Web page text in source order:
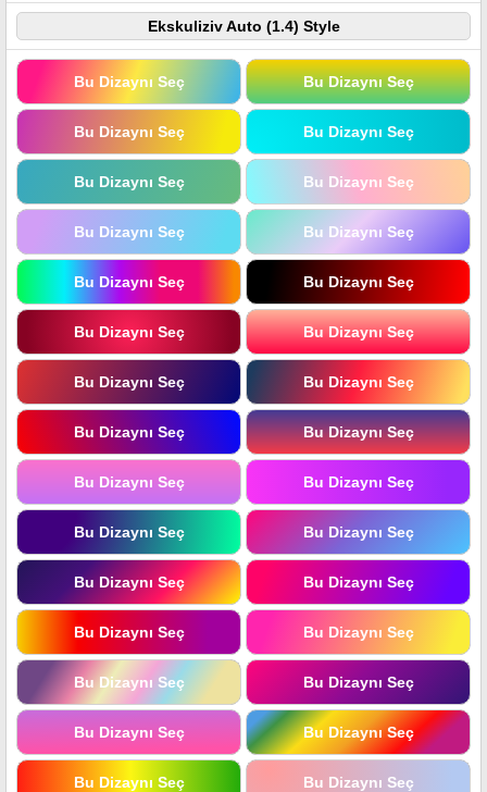
Ekskuliziv Auto (1.4) Style
Bu Dizaynı Seç Bu Dizaynı Seç
Bu Dizaynı Seç Bu Dizaynı Seç
Bu Dizaynı Seç Bu Dizaynı Seç
Bu Dizaynı Seç Bu Dizaynı Seç
Bu Dizaynı Seç Bu Dizaynı Seç
Bu Dizaynı Seç Bu Dizaynı Seç
Bu Dizaynı Seç Bu Dizaynı Seç
Bu Dizaynı Seç Bu Dizaynı Seç
Bu Dizaynı Seç Bu Dizaynı Seç
Bu Dizaynı Seç Bu Dizaynı Seç
Bu Dizaynı Seç Bu Dizaynı Seç
Bu Dizaynı Seç Bu Dizaynı Seç
Bu Dizaynı Seç Bu Dizaynı Seç
Bu Dizaynı Seç Bu Dizaynı Seç
Bu Dizaynı Seç Bu Dizaynı Seç